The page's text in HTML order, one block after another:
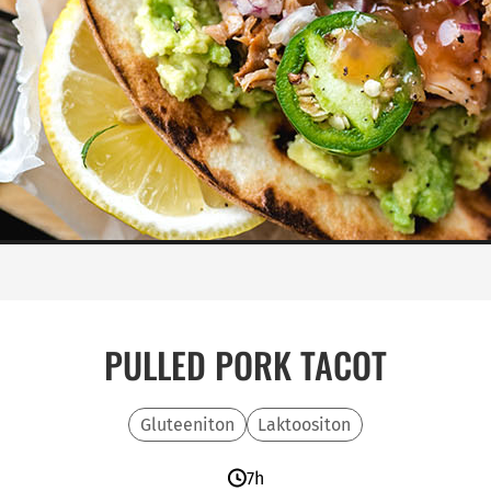
PULLED PORK TACOT
Gluteeniton Laktoositon
7h